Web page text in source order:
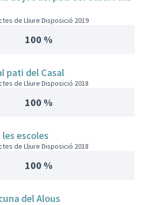
de Lliure Disposició 2019
100 %
pati del Casal
de Lliure Disposició 2018
100 %
escoles
de Lliure Disposició 2018
100 %
del Alous